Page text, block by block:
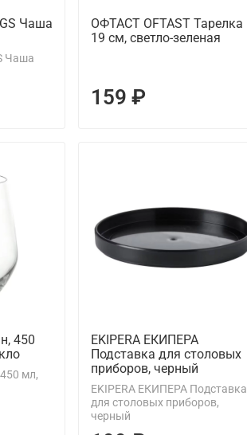
Чаша
Чаша
ОФТАСТ OFTAST Тарелка
19 см, светло-зеленая
159 ₽
450
мл,
EKIPERA ЕКИПЕРА
Подставка для столовых
приборов, черный
EKIPERA ЕКИПЕРА Подставка
для столовых приборов,
черный